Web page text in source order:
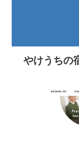
やけうちの